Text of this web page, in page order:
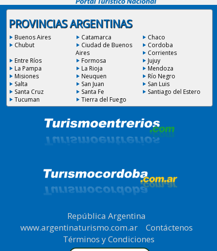
PROVINCIAS ARGENTINAS
Buenos Aires Catamarca
Chaco
Chubut
Ciudad de Buenos
Aires
Cordoba
Corrientes
Entre Ríos
Formosa
Jujuy
La Pampa
La Rioja
Mendoza
Misiones
Neuquen
Río Negro
Salta
San Juan
San Luis
Santa Cruz
Santa Fe
Santiago del Estero
Tucuman
Tierra del Fuego
República Argentina
www.argentinaturismo.com.ar| Contáctenos
Términos y Condiciones